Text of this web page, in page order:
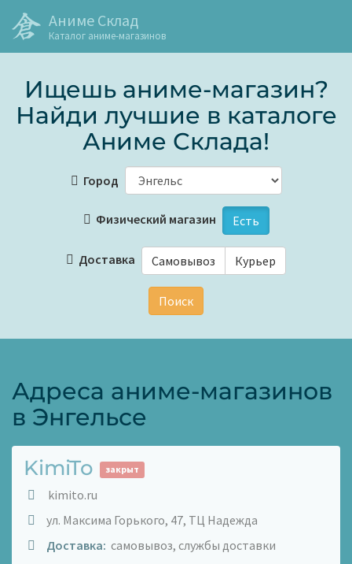
Аниме Склад
Каталог аниме-магазинов
Ищешь аниме-магазин?
Найди лучшие в каталоге
Аниме Склада!
Город
Физический магазин Есть
Доставка Самовывоз Курьер
Поиск
Адреса аниме-магазинов
в Энгельсе
KimiTo закрыт
kimito.ru
ул. Максима Горького, 47, ТЦ Надежда
Доставка: самовывоз, службы доставки